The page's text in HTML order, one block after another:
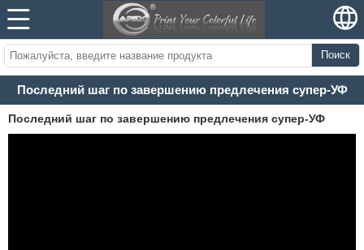
Поиск
Последний шаг по завершению предлечения супер-УФ
Последний шаг по завершению предлечения супер-УФ